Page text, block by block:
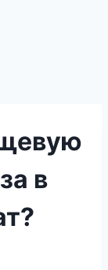
в